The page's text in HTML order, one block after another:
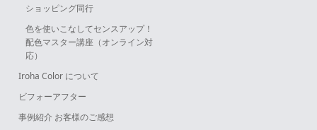
ショッピング同行
色を使いこなしてセンスアップ！
配色マスター講座（オンライン対
応）
Iroha Color について
ビフォーアフター
事例紹介 お客様のご感想